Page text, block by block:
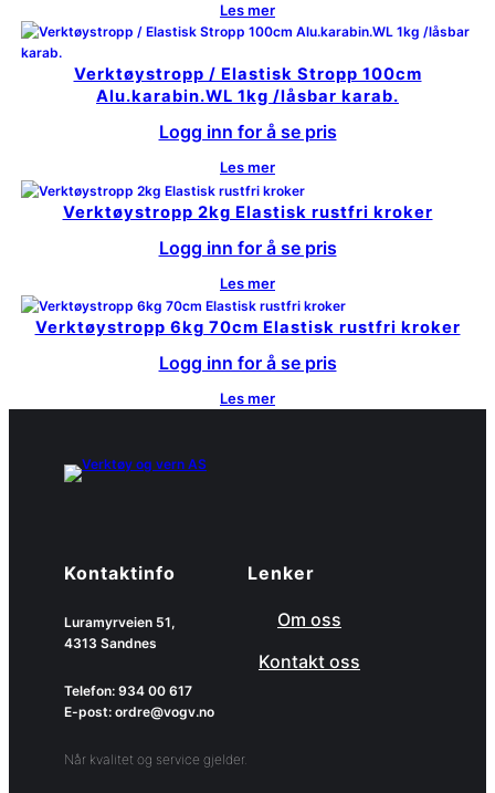
Les mer
Verktøystropp / Elastisk Stropp 100cm
Alu.karabin.WL 1kg /låsbar karab.
Logg inn for å se pris
Les mer
Verktøystropp 2kg Elastisk rustfri kroker
Logg inn for å se pris
Les mer
Verktøystropp 6kg 70cm Elastisk rustfri kroker
Logg inn for å se pris
Les mer
Kontaktinfo
Luramyrveien 51,
4313 Sandnes
Telefon: 934 00 617
E-post: ordre@vogv.no
Når kvalitet og service gjelder.
Lenker
Om oss
Kontakt oss